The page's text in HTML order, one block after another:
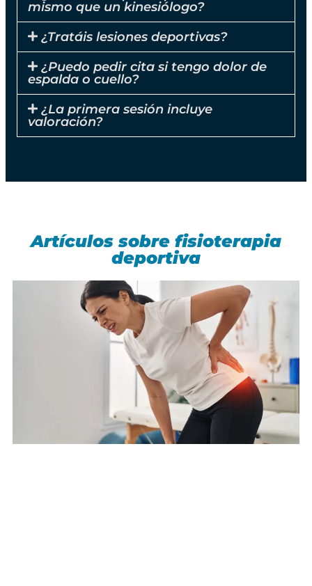
mismo que un kinesiólogo?
¿Tratáis lesiones deportivas?
¿Puedo pedir cita si tengo dolor de
espalda o cuello?
¿La primera sesión incluye
valoración?
Artículos sobre fisioterapia
deportiva